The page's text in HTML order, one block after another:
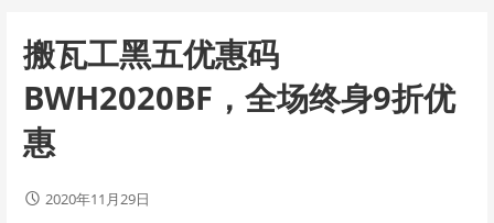
搬瓦工黑五优惠码
BWH2020BF，全场终身9折优
惠
2020年11月29日